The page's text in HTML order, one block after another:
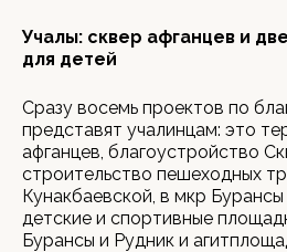
Учалы: сквер афганцев и
для детей
Сразу восемь проектов по
представят учалинцам: это
афганцев, благоустройство
строительство пешеходных
Кунакбаевской, в мкр
детские и спортивные
Бурансы и Рудник и